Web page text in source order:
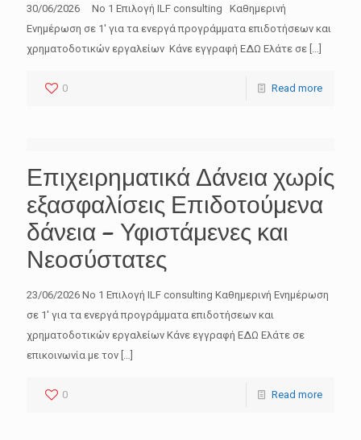
30/06/2026 No 1 Επιλογή ILF consulting Καθημερινή
Ενημέρωση σε 1′ για τα ενεργά προγράμματα επιδοτήσεων και
χρηματοδοτικών εργαλείων Κάνε εγγραφή ΕΔΩ Ελάτε σε
0 Read more
Επιχειρηματικά Δάνεια χωρίς
εξασφαλίσεις Επιδοτούμενα
δάνεια – Υφιστάμενες και
Νεοσύστατες
23/06/2026 No 1 Επιλογή ILF consulting Καθημερινή Ενημέρωση
σε 1′ για τα ενεργά προγράμματα επιδοτήσεων και
χρηματοδοτικών εργαλείων Κάνε εγγραφή ΕΔΩ Ελάτε σε
επικοινωνία με τον
0 Read more
επιδοτούμενα προγράμματα και όλα τα
χρηματοδοτούμενα εργαλεία
Name
Email